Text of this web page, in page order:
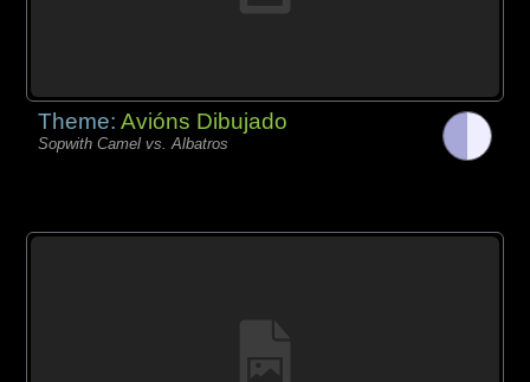
Theme:Avións Dibujado
Sopwith Camel vs. Albatros